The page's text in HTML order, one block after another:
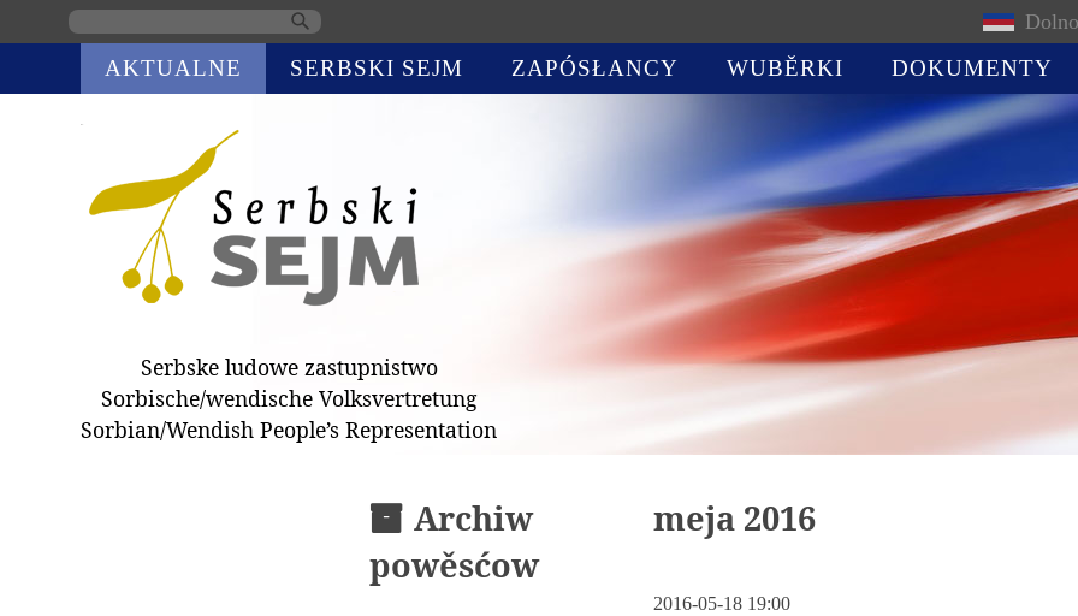
navigation
AKTUALNE SERBSKI SEJM ZAPÓSŁANCY WUBĚRKI DOKUMENTY
Serbske ludowe zastupnistwo
Sorbische/wendische Volksvertretung
Sorbian/Wendish People’s Representation
Archiw
powěsćow
meja 2016
2016-05-18 19:00